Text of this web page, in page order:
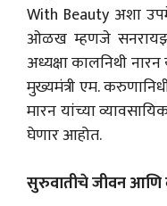
With Beauty अशा
ओळख म्हणजे
अध्यक्षा कालनिथी
मुख्यमंत्री एम.
मारन यांच्या
घेणार आहोत.
सुरुवातीचे जीवन आणि